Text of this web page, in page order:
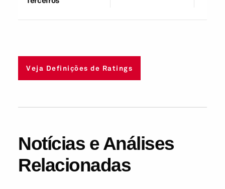
Veja Definições de Ratings
Notícias e Análises
Relacionadas